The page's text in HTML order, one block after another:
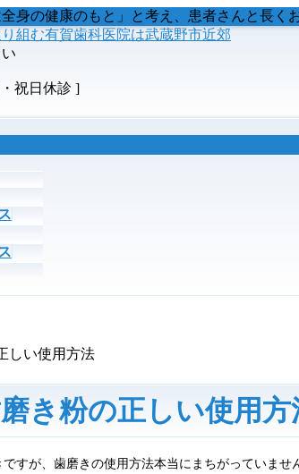
身の健康のもと」と考え、患者さんと長
祝日休診 ]
しい使用方法
き粉の正しい使用方
すが、歯磨きの使用方法本当にまちがっていませ